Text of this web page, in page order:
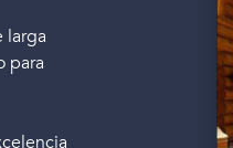
larga
para